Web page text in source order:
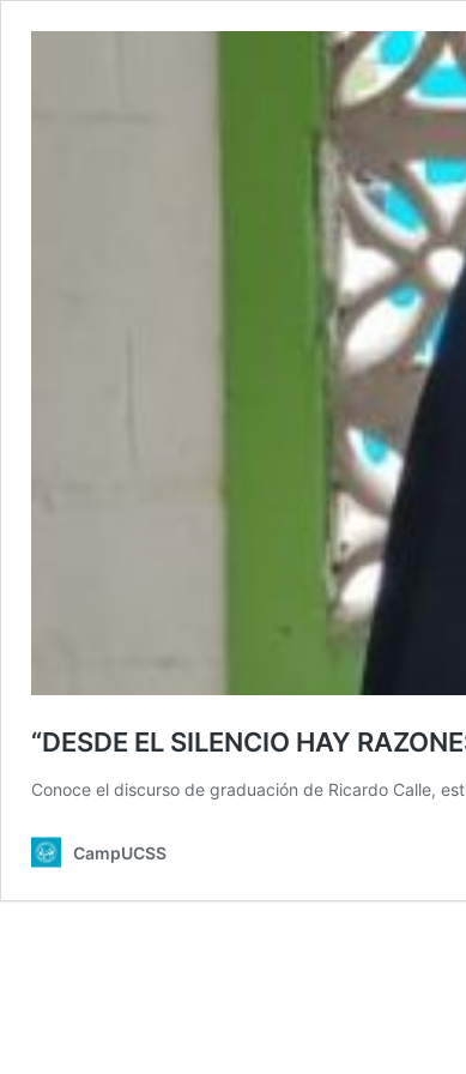
“DESDE EL SILENCIO HAY
Conoce el discurso de graduación de Ricardo Calle,
CampUCSS